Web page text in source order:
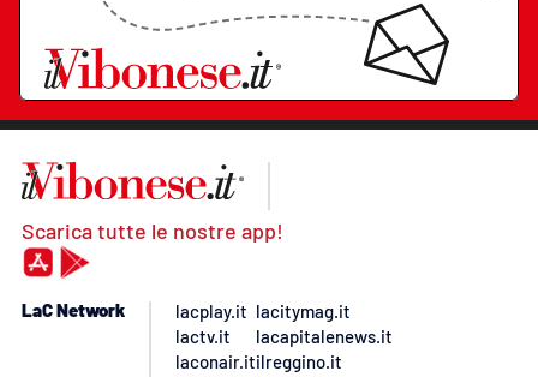
Scarica tutte le nostre app!
LaC Network
lacplay.it
lactv.it
laconair.it
lacitymag.it
lacapitalenews.it
ilreggino.it